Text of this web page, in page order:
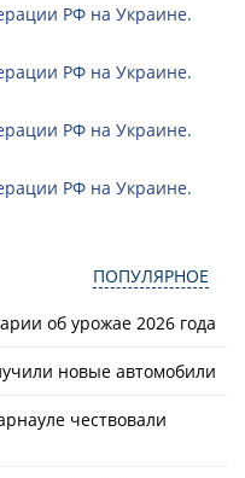
РФ на Украине.
РФ на Украине.
РФ на Украине.
РФ на Украине.
ПОПУЛЯРНОЕ
об урожае 2026 года
новые автомобили
чествовали